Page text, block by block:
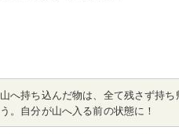
山へ持ち込んだ物は、全て残さず持
う。自分が山へ入る前の状態に！